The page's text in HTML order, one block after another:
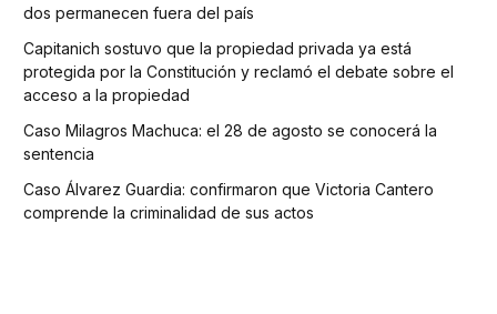
dos permanecen fuera del país
Capitanich sostuvo que la propiedad privada ya está
protegida por la Constitución y reclamó el debate sobre el
acceso a la propiedad
Caso Milagros Machuca: el 28 de agosto se conocerá la
sentencia
Caso Álvarez Guardia: confirmaron que Victoria Cantero
comprende la criminalidad de sus actos